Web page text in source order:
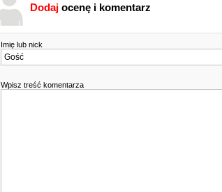
Dodaj ocenę i komentarz
Imię lub nick
Wpisz treść komentarza